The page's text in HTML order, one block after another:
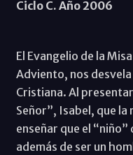
Ciclo C. Año 2006
El Evangelio de la
Adviento, nos
Cristiana. Al
Señor”, Isabel, que la
enseñar que el “niño”
además de ser un